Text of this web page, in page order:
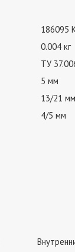
186095
0.004 кг
ТУ
5 мм
13/21 мм
4/5 мм